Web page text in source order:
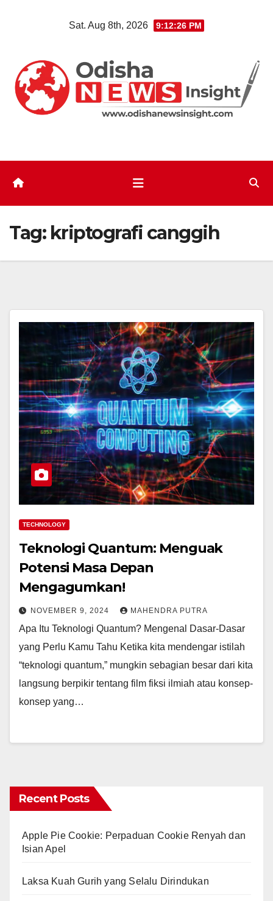
Sat. Aug 8th, 2026 9:12:27 PM
Tag: kriptografi canggih
TECHNOLOGY
Teknologi Quantum: Menguak
Potensi Masa Depan
Mengagumkan!
NOVEMBER 9, 2024 MAHENDRA PUTRA
Apa Itu Teknologi Quantum? Mengenal Dasar-Dasar
yang Perlu Kamu Tahu Ketika kita mendengar istilah
“teknologi quantum,” mungkin sebagian besar dari kita
langsung berpikir tentang film fiksi ilmiah atau konsep-
konsep yang…
Recent Posts
Apple Pie Cookie: Perpaduan Cookie Renyah dan
Isian Apel
Laksa Kuah Gurih yang Selalu Dirindukan